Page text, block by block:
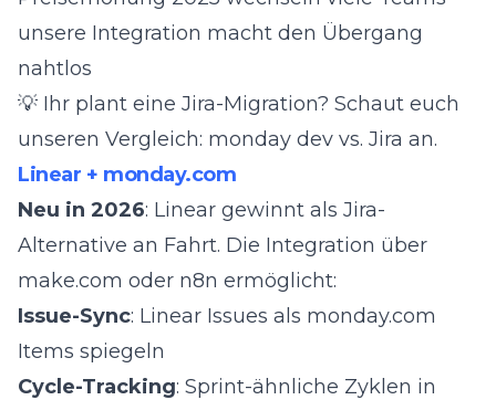
unsere Integration macht den Übergang
nahtlos
💡 Ihr plant eine Jira-Migration? Schaut euch
unseren Vergleich: monday dev vs. Jira an.
Linear + monday.com
Neu in 2026: Linear gewinnt als Jira-
Alternative an Fahrt. Die Integration über
make.com oder n8n ermöglicht:
Issue-Sync: Linear Issues als monday.com
Items spiegeln
Cycle-Tracking: Sprint-ähnliche Zyklen in